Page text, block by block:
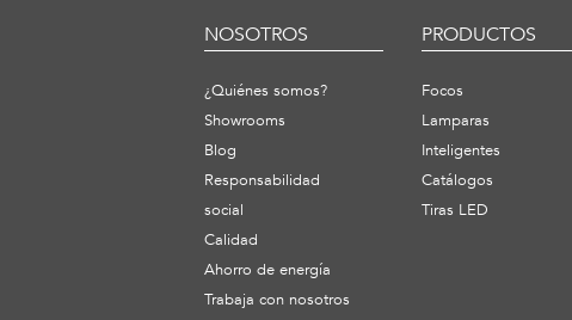
NOSOTROS
¿Quiénes somos?
Showrooms
Blog
Responsabilidad
social
Calidad
Ahorro de energía
Trabaja con nosotros
PRODUCTOS
Focos
Lamparas
Inteligentes
Catálogos
Tiras LED